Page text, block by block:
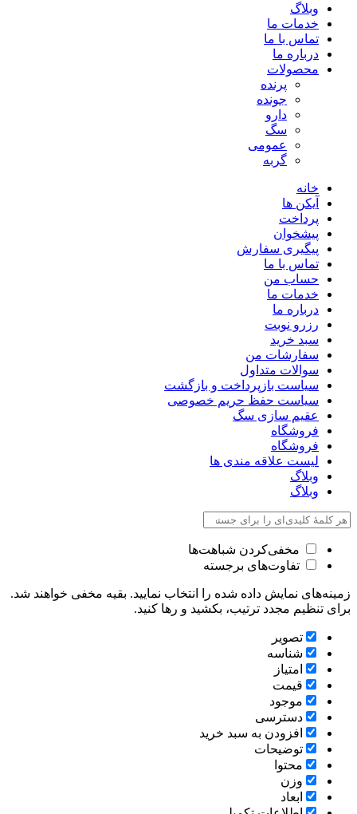
وبلاگ
خدمات ما
تماس با ما
درباره ما
محصولات
پرنده
جونده
دارو
سگ
عمومی
گربه
خانه
آیکن ها
پرداخت
پیشخوان
پیگیری سفارش
تماس با ما
حساب من
خدمات ما
درباره ما
رزرو نوبت
سبد خرید
سفارشات من
سوالات متداول
سیاست بازپرداخت و بازگشت
سیاست حفظ حریم خصوصی
عقیم سازی سگ
فروشگاه
فروشگاه
لیست علاقه مندی ها
وبلاگ
وبلاگ
مخفی‌کردن شباهت‌ها
تفاوت‌های برجسته
زمینه‌های نمایش داده شده را انتخاب نمایید. بقیه مخفی خواهند شد.
برای تنظیم مجدد ترتیب، بکشید و رها کنید.
تصویر
شناسه
امتیاز
قیمت
موجود
دسترسی
افزودن به سبد خرید
توضیحات
محتوا
وزن
ابعاد